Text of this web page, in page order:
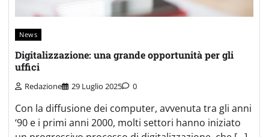
News
Digitalizzazione: una grande opportunità per gli
uffici
Redazione 29 Luglio 2025 0
Con la diffusione dei computer, avvenuta tra gli anni
‘90 e i primi anni 2000, molti settori hanno iniziato